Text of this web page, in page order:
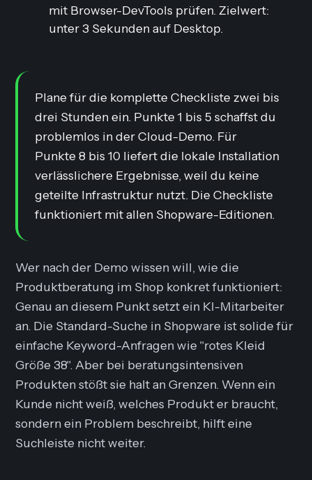
mit Browser-DevTools prüfen. Zielwert:
unter 3 Sekunden auf Desktop.
Plane für die komplette Checkliste zwei bis
drei Stunden ein. Punkte 1 bis 5 schaffst du
problemlos in der Cloud-Demo. Für
Punkte 8 bis 10 liefert die lokale Installation
verlässlichere Ergebnisse, weil du keine
geteilte Infrastruktur nutzt. Die Checkliste
funktioniert mit allen Shopware-Editionen.
Wer nach der Demo wissen will, wie die
Produktberatung im Shop konkret funktioniert:
Genau an diesem Punkt setzt ein KI-Mitarbeiter
an. Die Standard-Suche in Shopware ist solide für
einfache Keyword-Anfragen wie "rotes Kleid
Größe 38". Aber bei beratungsintensiven
Produkten stößt sie halt an Grenzen. Wenn ein
Kunde nicht weiß, welches Produkt er braucht,
sondern ein Problem beschreibt, hilft eine
Suchleiste nicht weiter.